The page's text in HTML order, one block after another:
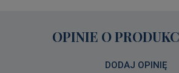
OPINIE O
DODAJ OPINIĘ